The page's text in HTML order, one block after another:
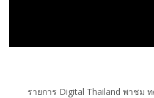
รายการ Digital Thailand พาชม